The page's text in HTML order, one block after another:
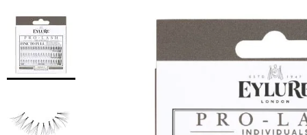
към
края
галерията